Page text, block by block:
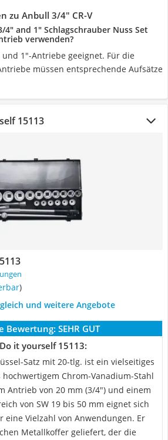
zu Anbull 3/4" CR-V
4" and 1" Schlagschrauber Nuss Set
verwenden?
1"-Antriebe geeignet. Für die
müssen entsprechende Aufsätze
15113
)
und weitere Angebote
Bewertung: SEHR GUT
it yourself 15113:
Satz mit 20-tlg. ist ein vielseitiges
hochwertigem Chrom-Vanadium-Stahl
Antrieb von 20 mm (3/4") und einem
von SW 19 bis 50 mm eignet sich
eine Vielzahl von Anwendungen. Er
Metallkoffer geliefert, der die